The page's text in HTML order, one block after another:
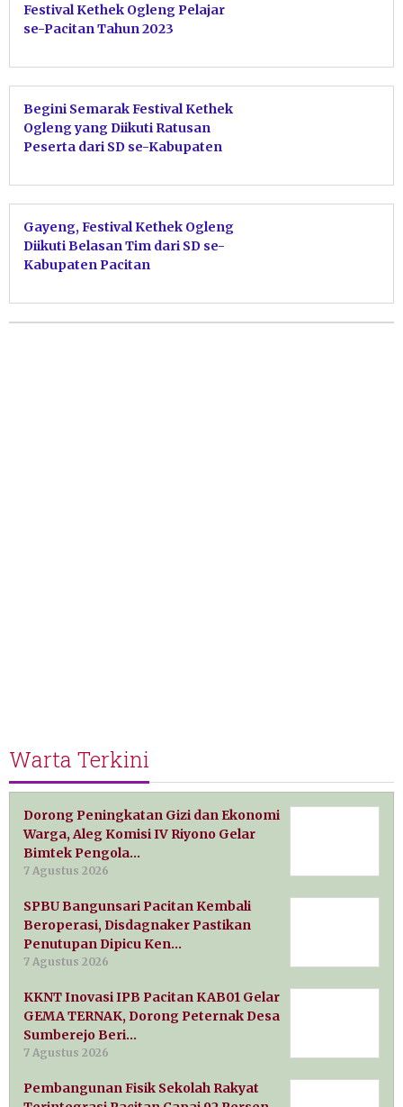
Festival Kethek Ogleng Pelajar
se-Pacitan Tahun 2023
Begini Semarak Festival Kethek
Ogleng yang Diikuti Ratusan
Peserta dari SD se-Kabupaten
Gayeng, Festival Kethek Ogleng
Diikuti Belasan Tim dari SD se-
Kabupaten Pacitan
Warta Terkini
Dorong Peningkatan Gizi dan Ekonomi
Warga, Aleg Komisi IV Riyono Gelar
Bimtek Pengola…
7 Agustus 2026
SPBU Bangunsari Pacitan Kembali
Beroperasi, Disdagnaker Pastikan
Penutupan Dipicu Ken…
7 Agustus 2026
KKNT Inovasi IPB Pacitan KAB01 Gelar
GEMA TERNAK, Dorong Peternak Desa
Sumberejo Beri…
7 Agustus 2026
Pembangunan Fisik Sekolah Rakyat